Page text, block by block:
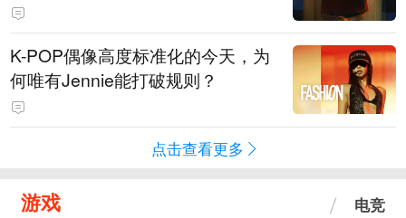
K-POP偶像高度标准化的今天，为
何唯有Jennie能打破规则？
点击查看更多
游戏 电竞